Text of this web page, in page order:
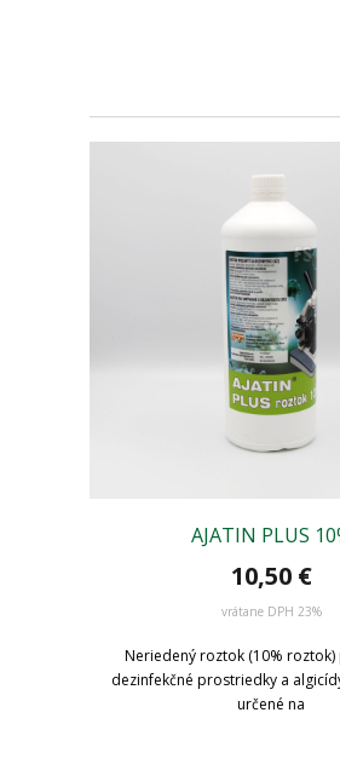
AJATIN PLUS
10,50 €
vrátane DPH 23%
Neriedený roztok (10%
dezinfekčné prostriedky a
určené na